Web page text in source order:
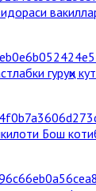
гуруҳи
Бош